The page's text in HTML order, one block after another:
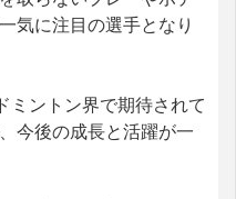
気に注目の選手となり
ミントン界で期待されて
今後の成長と活躍が一